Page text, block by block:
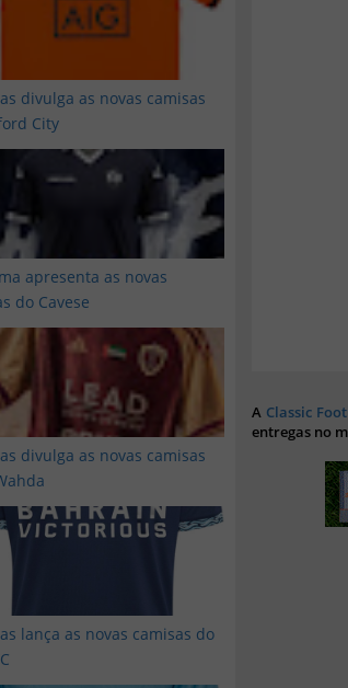
divulga as novas camisas
City
apresenta as novas
do Cavese
divulga as novas camisas
lança as novas camisas do
A Classic
entregas no